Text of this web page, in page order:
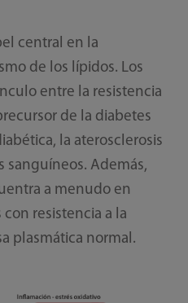
central en la
de los lípidos. Los
entre la resistencia
de la diabetes
la aterosclerosis
sanguíneos. Además,
a menudo en
resistencia a la
plasmática normal.